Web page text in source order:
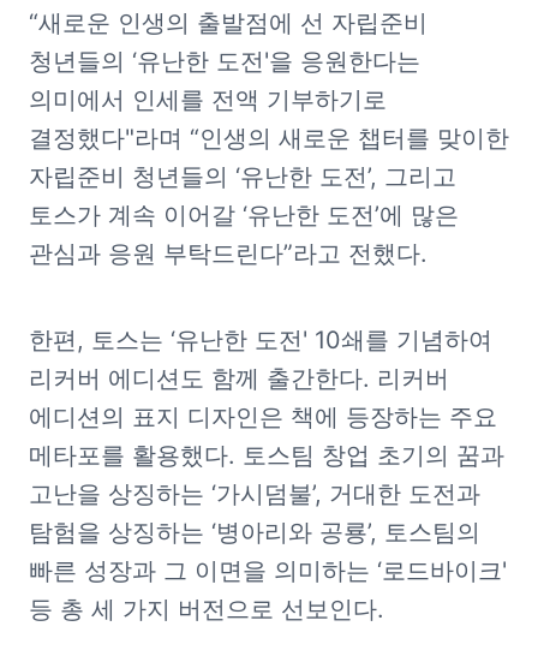
“새로운 인생의 출발점에 선 자립준비
청년들의 ‘유난한 도전'을 응원한다는
의미에서 인세를 전액 기부하기로
결정했다"라며 “인생의 새로운 챕터를 맞이한
자립준비 청년들의 ‘유난한 도전’, 그리고
토스가 계속 이어갈 ‘유난한 도전’에 많은
관심과 응원 부탁드린다”라고 전했다.
한편, 토스는 ‘유난한 도전' 10쇄를 기념하여
리커버 에디션도 함께 출간한다. 리커버
에디션의 표지 디자인은 책에 등장하는 주요
메타포를 활용했다. 토스팀 창업 초기의 꿈과
고난을 상징하는 ‘가시덤불’, 거대한 도전과
탐험을 상징하는 ‘병아리와 공룡’, 토스팀의
빠른 성장과 그 이면을 의미하는 ‘로드바이크'
등 총 세 가지 버전으로 선보인다.